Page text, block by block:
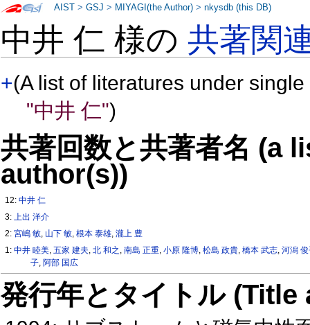
中井 仁 様の共著関
+(A list of literatures under
"中井 仁")
共著回数と共著者名 (a
author(s))
12:中井 仁
3:上出 洋介
2:宮嶋 敏, 山下 敏,根本 泰雄,瀧上 豊
1:中井 睦美,五家 建夫,北 和之 ,南島 正重,小原 隆博,松島 政貴,橋本 武志,河潟
子, 阿部 国広
発行年とタイトル
AIST >GSJ > MIYAGI(the Author) >nkysdb (this DB)